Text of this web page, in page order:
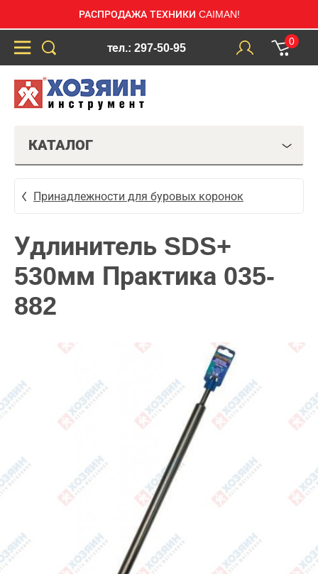
РАСПРОДАЖА ТЕХНИКИ CAIMAN!
тел.: 297-50-95
0
КАТАЛОГ
Принадлежности для буровых коронок
Удлинитель SDS+
530мм Практика 035-
882